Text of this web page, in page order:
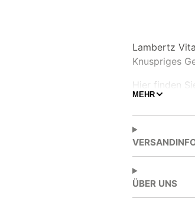
Lambertz
Knuspriges
Hier finden
Verfügung
MEHR
ÜBER UNS